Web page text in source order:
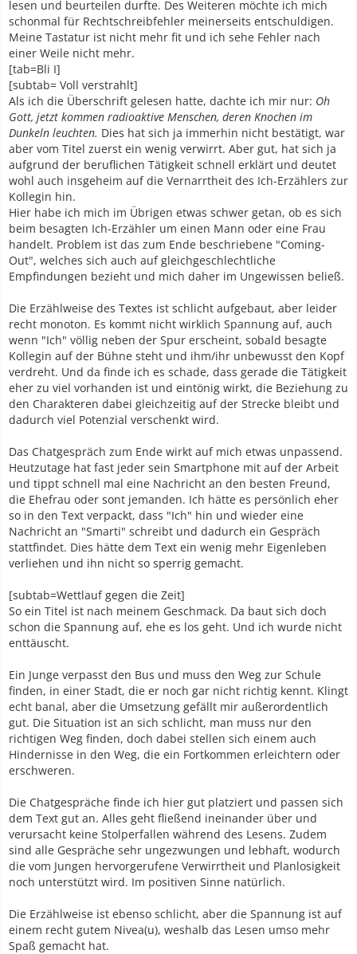
lesen und beurteilen durfte. Des Weiteren möchte ich mich
schonmal für Rechtschreibfehler meinerseits entschuldigen.
Meine Tastatur ist nicht mehr fit und ich sehe Fehler nach
einer Weile nicht mehr.
[tab=Bli I]
[subtab= Voll verstrahlt]
Als ich die Überschrift gelesen hatte, dachte ich mir nur: Oh
Gott, jetzt kommen radioaktive Menschen, deren Knochen im
Dunkeln leuchten. Dies hat sich ja immerhin nicht bestätigt, war
aber vom Titel zuerst ein wenig verwirrt. Aber gut, hat sich ja
aufgrund der beruflichen Tätigkeit schnell erklärt und deutet
wohl auch insgeheim auf die Vernarrtheit des Ich-Erzählers zur
Kollegin hin.
Hier habe ich mich im Übrigen etwas schwer getan, ob es sich
beim besagten Ich-Erzähler um einen Mann oder eine Frau
handelt. Problem ist das zum Ende beschriebene "Coming-
Out", welches sich auch auf gleichgeschlechtliche
Empfindungen bezieht und mich daher im Ungewissen beließ.
Die Erzählweise des Textes ist schlicht aufgebaut, aber leider
recht monoton. Es kommt nicht wirklich Spannung auf, auch
wenn "Ich" völlig neben der Spur erscheint, sobald besagte
Kollegin auf der Bühne steht und ihm/ihr unbewusst den Kopf
verdreht. Und da finde ich es schade, dass gerade die Tätigkeit
eher zu viel vorhanden ist und eintönig wirkt, die Beziehung zu
den Charakteren dabei gleichzeitig auf der Strecke bleibt und
dadurch viel Potenzial verschenkt wird.
Das Chatgespräch zum Ende wirkt auf mich etwas unpassend.
Heutzutage hat fast jeder sein Smartphone mit auf der Arbeit
und tippt schnell mal eine Nachricht an den besten Freund,
die Ehefrau oder sont jemanden. Ich hätte es persönlich eher
so in den Text verpackt, dass "Ich" hin und wieder eine
Nachricht an "Smarti" schreibt und dadurch ein Gespräch
stattfindet. Dies hätte dem Text ein wenig mehr Eigenleben
verliehen und ihn nicht so sperrig gemacht.
[subtab=Wettlauf gegen die Zeit]
So ein Titel ist nach meinem Geschmack. Da baut sich doch
schon die Spannung auf, ehe es los geht. Und ich wurde nicht
enttäuscht.
Ein Junge verpasst den Bus und muss den Weg zur Schule
finden, in einer Stadt, die er noch gar nicht richtig kennt. Klingt
echt banal, aber die Umsetzung gefällt mir außerordentlich
gut. Die Situation ist an sich schlicht, man muss nur den
richtigen Weg finden, doch dabei stellen sich einem auch
Hindernisse in den Weg, die ein Fortkommen erleichtern oder
erschweren.
Die Chatgespräche finde ich hier gut platziert und passen sich
dem Text gut an. Alles geht fließend ineinander über und
verursacht keine Stolperfallen während des Lesens. Zudem
sind alle Gespräche sehr ungezwungen und lebhaft, wodurch
die vom Jungen hervorgerufene Verwirrtheit und Planlosigkeit
noch unterstützt wird. Im positiven Sinne natürlich.
Die Erzählweise ist ebenso schlicht, aber die Spannung ist auf
einem recht gutem Nivea(u), weshalb das Lesen umso mehr
Spaß gemacht hat.